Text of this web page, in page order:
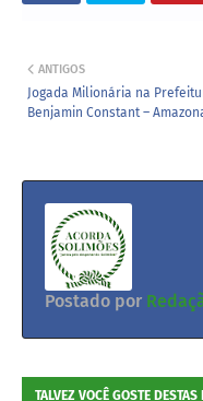
ANTIGOS
Jogada Milionária na
Benjamin Constant –
Postado por
TALVEZ VOCÊ GOSTE DESTAS